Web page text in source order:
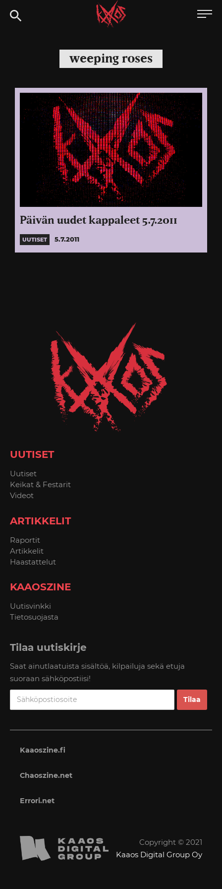
Siirry
suoraan
Kaaoszine
weeping roses
Päivän uudet kappaleet 5.7.2011
UUTISET 5.7.2011
UUTISET
Uutiset
Keikat & Festarit
Videot
ARTIKKELIT
Raportit
Artikkelit
Haastattelut
KAAOSZINE
Uutisvinkki
Tietosuojasta
Tilaa uutiskirje
Saat ainutlaatuista sisältöä, kilpailuja sekä etuja
suoraan sähköpostiisi!
Kaaoszine.fi
Chaoszine.net
Errori.net
Copyright © 2021
Kaaos Digital Group Oy